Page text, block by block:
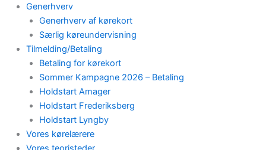
Generhverv
Generhverv af kørekort
Særlig køreundervisning
Tilmelding/Betaling
Betaling for kørekort
Sommer Kampagne 2026 – Betaling
Holdstart Amager
Holdstart Frederiksberg
Holdstart Lyngby
Vores kørelærere